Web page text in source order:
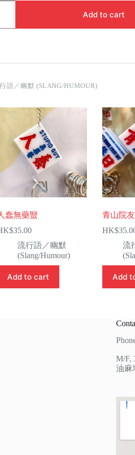
Add to cart
語／幽默 (SLANG/HUMOUR)
蠢無藥毉
35.00
流行語／幽默
(Slang/Humour)
Add to cart
青山院友
HK$
流
Add
M/F,
油麻